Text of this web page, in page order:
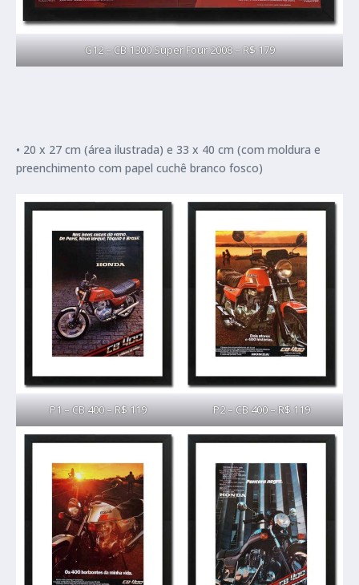
G12 – CB 1300 Super Four 2008 – R$ 179
• 20 x 27 cm (área ilustrada) e 33 x 40 cm (com moldura e
preenchimento com papel cuchê branco fosco)
P1 – CB 400 – R$ 119 P2 – CB 400 – R$ 119